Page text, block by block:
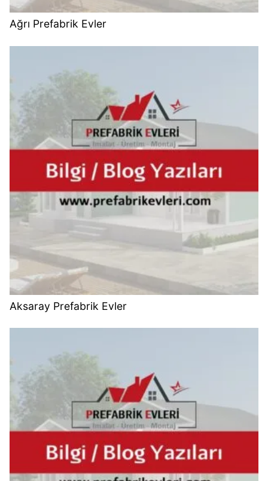
Ağrı Prefabrik Evler
Aksaray Prefabrik Evler